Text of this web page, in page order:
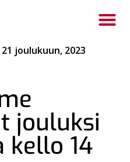
21 joulukuun, 2023
jouluksi
kello 14